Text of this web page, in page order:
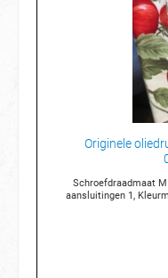
Originele
Schroefdraadmaat